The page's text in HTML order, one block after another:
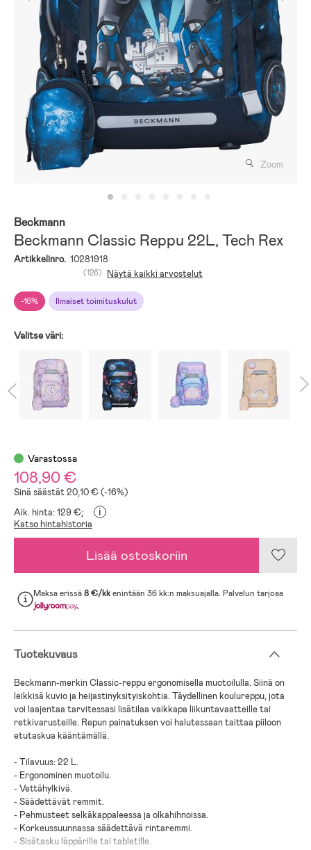
Zoom
Beckmann
Beckmann Classic Reppu 22L, Tech Rex
Artikkelinro. 10281918
-16% Ilmaiset toimituskulut
(126) Näytä kaikki arvostelut
Valitse väri:
Varastossa
108,90 €
Sinä säästät 20,10 € (-16%)
Aik. hinta: 129 €;
i
Katso hintahistoria
Lisää ostoskoriin
Maksa erissä8 €/kkenintään 36 kk:n maksuajalla. Palvelun tarjoaa
.
Tuotekuvaus
Beckmann-merkin Classic-reppu ergonomisella muotoilulla. Siinä on
leikkisä kuvio ja heijastinyksityiskohtia. Täydellinen koulureppu, jota
voi laajentaa tarvitessasi lisätilaa vaikkapa liikuntavaatteille tai
retkivarusteille. Repun painatuksen voi halutessaan taittaa piiloon
etutaskua kääntämällä.
- Tilavuus: 22 L.
- Ergonominen muotoilu.
- Vettähylkivä.
- Säädettävät remmit.
- Pehmusteet selkäkappaleessa ja olkahihnoissa.
- Korkeussuunnassa säädettävä rintaremmi.
- Sisätasku läppärille tai tabletille.